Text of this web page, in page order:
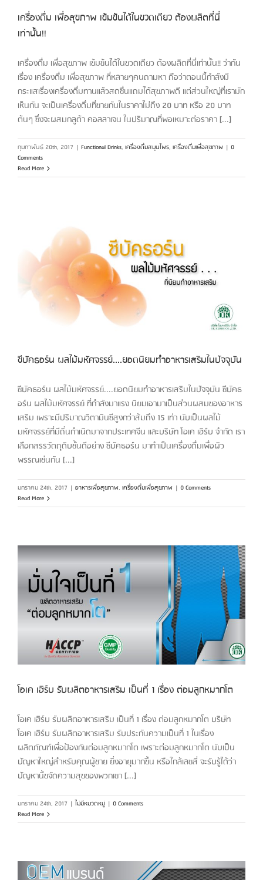
เครื่องดื่ม เพื่อสุขภาพ เข้มข้นได้ในขวดเดียว ต้องผลิตที่นี่
เท่านั้น!!
เครื่องดื่ม เพื่อสุขภาพ เข้มข้นได้ในขวดเดียว ต้องผลิตที่นี่เท่านั้น!! ว่ากัน
เรื่อง เครื่องดื่ม เพื่อสุขภาพ ที่หลายๆคนถามหา ถือว่าตอนนี้กำลังมี
กระแสเรื่องเครื่องดื่มทานแล้วสดชื่นแถมได้สุขภาพดี แต่ส่วนใหญ่ที่เรามัก
เห็นกัน จะเป็นเครื่องดื่มที่ขายกันในราคาไม่ถึง 20 บาท หรือ 20 บาท
ต้นๆ ซึ่งจะผสมกลูต้า คอลลาเจน ในปริมาณที่พอเหมาะต่อราคา [...]
กุมภาพันธ์ 20th, 2017 | Functional Drinks, เครื่องดื่มสมุนไพร, เครื่องดื่มเพื่อสุขภาพ | 0
Comments
Read More
ซีบัคธอร์น ผลไม้มหัศจรรย์....ยอดนิยมทำอาหารเสริมในปัจจุบัน
ซีบัคธอร์น ผลไม้มหัศจรรย์....ยอดนิยมทำอาหารเสริมในปัจจุบัน ซีบัคธ
อร์น ผลไม้มหัศจรรย์ ที่กำลังมาแรง นิยมเอามาเป็นส่วนผสมของอาหาร
เสริม เพราะมีปริมาณวิตามินซีสูงกว่าส้มถึง 15 เท่า นับเป็นผลไม้
มหัศจรรย์ที่มีถิ่นกำเนิดมาจากประเทศจีน และบริษัท โอเค เฮิร์บ จำกัด เรา
เลือกสรรวัตถุดิบชั้นดีอย่าง ซีบัคธอร์น มาทำเป็นเครื่องดื่มเพื่อผิว
พรรณเช่นกัน [...]
มกราคม 24th, 2017 | อาหารเพื่อสุขภาพ, เครื่องดื่มเพื่อสุขภาพ | 0 Comments
Read More
โอเค เฮิร์บ รับผลิตอาหารเสริม เป็นที่ 1 เรื่อง ต่อมลูกหมากโต
โอเค เฮิร์บ รับผลิตอาหารเสริม เป็นที่ 1 เรื่อง ต่อมลูกหมากโต บริษัท
โอเค เฮิร์บ รับผลิตอาหารเสริม รับประกันความเป็นที่ 1 ในเรื่อง
ผลิตภัณฑ์เพื่อป้องกันต่อมลูกหมากโต เพราะต่อมลูกหมากโต นับเป็น
ปัญหาใหญ่สำหรับคุณผู้ชาย ยิ่งอายุมากขึ้น หรือใกล้เลขสี่ จะรับรู้ได้ว่า
ปัญหานี้ขจัดความสุขของพวกเขา [...]
มกราคม 24th, 2017 | ไม่มีหมวดหมู่ | 0 Comments
Read More